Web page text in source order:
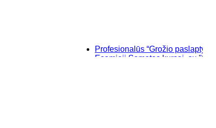
Profesionalūs “Grožio paslaptys”,
Esamieji Sąmatos kursai, su